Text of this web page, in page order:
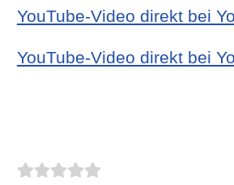
YouTube-Video direkt bei
YouTube-Video direkt bei